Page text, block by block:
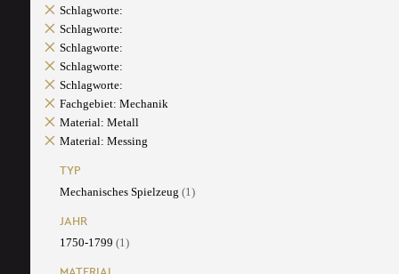
Schlagworte:
Schlagworte:
Schlagworte:
Schlagworte:
Schlagworte:
Fachgebiet: Mechanik
Material: Metall
Material: Messing
TYP
Mechanisches Spielzeug (1)
JAHR
1750-1799 (1)